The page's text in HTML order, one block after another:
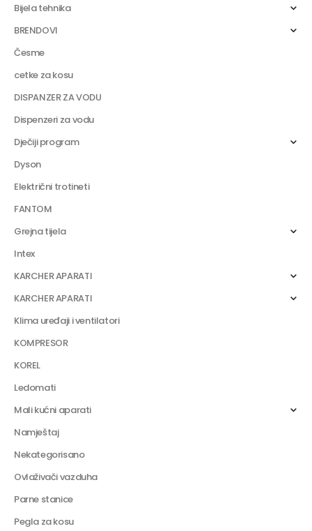
Bijela tehnika
BRENDOVI
Česme
cetke za kosu
DISPANZER ZA VODU
Dispenzeri za vodu
Dječiji program
Dyson
Električni trotineti
FANTOM
Grejna tijela
Intex
KARCHER APARATI
KARCHER APARATI
Klima uređaji i ventilatori
KOMPRESOR
KOREL
Ledomati
Mali kućni aparati
Namještaj
Nekategorisano
Ovlaživači vazduha
Parne stanice
Pegla za kosu